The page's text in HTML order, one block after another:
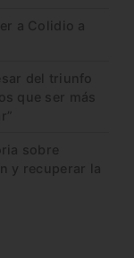
a Colidio a
del triunfo
que ser más
sobre
y recuperar la